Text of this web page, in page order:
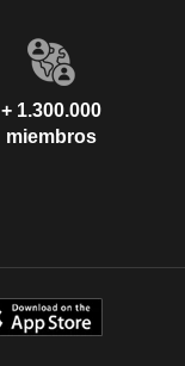
+ 1.300.000
miembros